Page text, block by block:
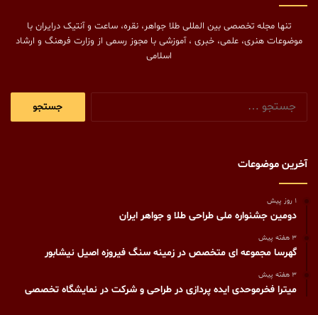
تنها مجله تخصصی بین المللی طلا جواهر، نقره، ساعت و آنتیک درایران با
موضوعات هنری، علمی، خبری ، آموزشی با مجوز رسمی از وزارت فرهنگ و ارشاد
اسلامی
آخرین موضوعات
1 روز پیش
دومین جشنواره ملی طراحی طلا و جواهر ایران
3 هفته پیش
گهرسا مجموعه ای متخصص در زمینه سنگ فیروزه اصیل نیشابور
3 هفته پیش
میترا فخرموحدی ایده پردازی در طراحی و شرکت در نمایشگاه تخصصی